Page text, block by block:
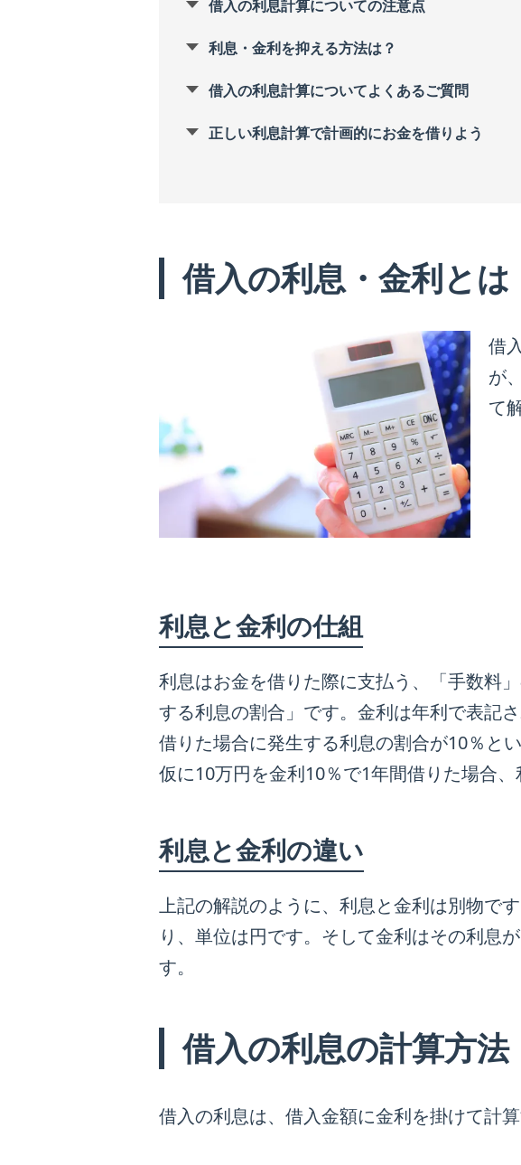
借入の利息計算についての注意点
利息・金利を抑える方法は？
借入の利息計算についてよくあるご質問
正しい利息計算で計画的にお金を借りよう
借入の利息・金利とは
借
が
て
利息と金利の仕組
利息はお金を借りた際に支払う、「手数料
する利息の割合」です。金利は年利で表記
借りた場合に発生する利息の割合が10％と
仮に10万円を金利10％で1年間借りた場合、
利息と金利の違い
上記の解説のように、利息と金利は別物で
り、単位は円です。そして金利はその利息
す。
借入の利息の計算方法
借入の利息は、借入金額に金利を掛けて計